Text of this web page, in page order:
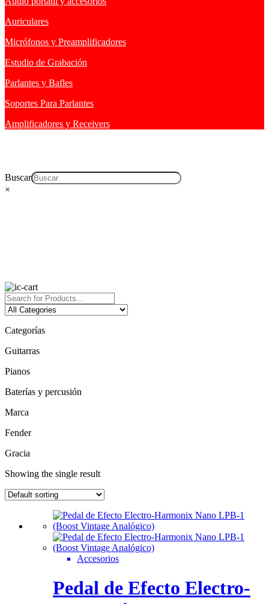
Auriculares
Micrófonos y Preamplificadores
Estudio de Grabación
Parlantes y Bafles
Soportes Para Parlantes
Amplificadores y Receivers
Buscar
×
Categorías
Guitarras
Pianos
Baterías y percusión
Marca
Fender
Gracia
Showing the single result
Accesorios
Pedal de Efecto Electro-